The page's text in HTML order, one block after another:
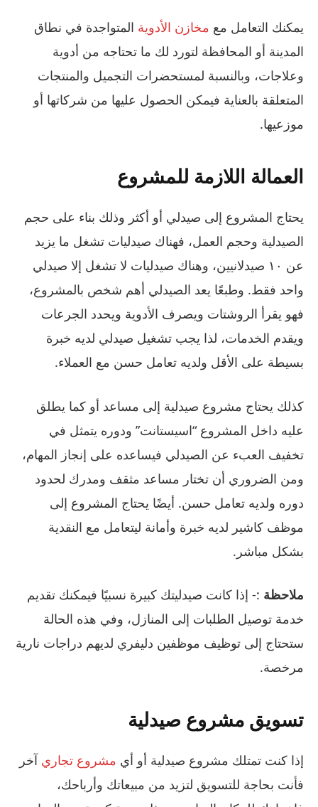
يمكنك التعامل مع مخازن الأدوية المتواجدة في نطاق
المدينة أو المحافظة لتورد لك ما تحتاجه من أدوية
وعلاجات، وبالنسبة لمستحضرات التجميل والمنتجات
المتعلقة بالعناية فيمكن الحصول عليها من شركاتها أو
موزعيها.
العمالة اللازمة للمشروع
يحتاج المشروع إلى صيدلي أو أكثر وذلك بناء على حجم
الصيدلية وحجم العمل، فهناك صيدليات تشغل ما يزيد
عن ١٠ صيدلانيين، وهناك صيدليات لا تشغل إلا صيدلي
واحد فقط. وطبعًا يعد الصيدلي أهم شخص بالمشروع،
فهو يقرأ الروشتات ويصرف الأدوية ويحدد الجرعات
ويقدم الخدمات، لذا يجب تشغيل صيدلي لديه خبرة
بسيطة على الأقل ولديه تعامل حسن مع العملاء.
كذلك يحتاج مشروع صيدلية إلى مساعد أو كما يطلق
عليه داخل المشروع “اسيستانت” ودوره يتمثل في
تخفيف العبء عن الصيدلي فيساعده على إنجاز المهام،
ومن الضروري أن تختار مساعد مثقف ومدرك لحدود
دوره ولديه تعامل حسن. أيضًا يحتاج المشروع إلى
موظف كاشير لديه خبرة وأمانة ليتعامل مع النقدية
بشكل مباشر.
ملاحظة :- إذا كانت صيدليتك كبيرة نسبيًا فيمكنك تقديم
خدمة توصيل الطلبات إلى المنازل، وفي هذه الحالة
ستحتاج إلى توظيف موظفين دليفري لديهم دراجات نارية
مرخصة.
تسويق مشروع صيدلية
إذا كنت تمتلك مشروع صيدلية أو أي مشروع تجاري آخر
فأنت بحاجة للتسويق لتزيد من مبيعاتك وأرباحك،